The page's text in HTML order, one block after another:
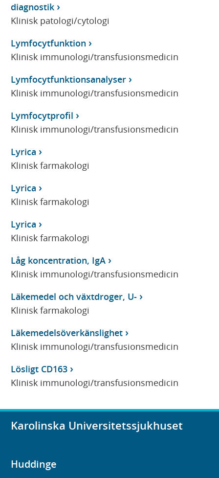
diagnostik
Klinisk patologi/cytologi
Lymfocytfunktion
Klinisk immunologi/transfusionsmedicin
Lymfocytfunktionsanalyser
Klinisk immunologi/transfusionsmedicin
Lymfocytprofil
Klinisk immunologi/transfusionsmedicin
Lyrica
Klinisk farmakologi
Lyrica
Klinisk farmakologi
Lyrica
Klinisk farmakologi
Låg koncentration, IgA
Klinisk immunologi/transfusionsmedicin
Läkemedel och växtdroger, U-
Klinisk farmakologi
Läkemedelsöverkänslighet
Klinisk immunologi/transfusionsmedicin
Lösligt CD163
Klinisk immunologi/transfusionsmedicin
Karolinska Universitetssjukhuset
Huddinge